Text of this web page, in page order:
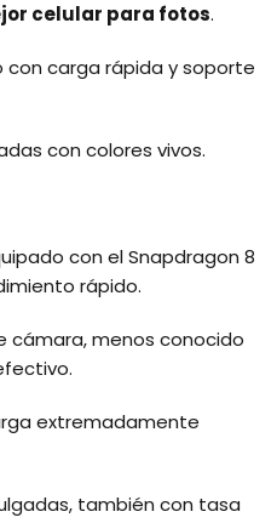
celular para fotos.
con carga rápida y soporte
con colores vivos.
con el Snapdragon 8
rápido.
cámara, menos conocido
extremadamente
también con tasa